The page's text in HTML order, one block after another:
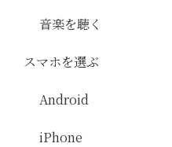
音楽を聴く
スマホを選ぶ
Android
iPhone